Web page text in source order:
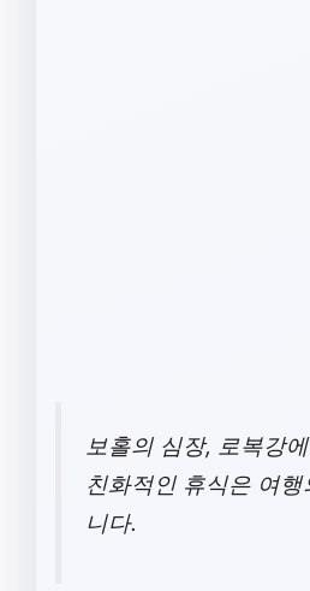
보홀의 심장, 로복강
친화적인 휴식은 여
니다.